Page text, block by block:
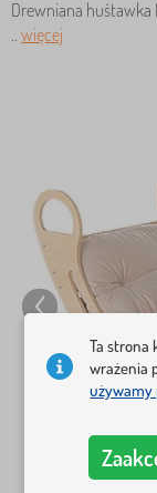
Drewniana huśtawka
.. więcej
Ta strona
wrażenia
używamy